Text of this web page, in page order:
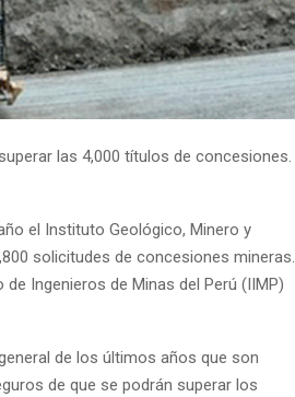
las 4,000 títulos de concesiones.
el Instituto Geológico, Minero y
solicitudes de concesiones mineras.
Ingenieros de Minas del Perú (IIMP)
de los últimos años que son
de que se podrán superar los